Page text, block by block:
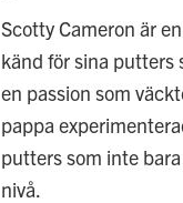
Scotty Cameron är
känd för sina putters
en passion som
pappa
putters som inte
nivå.